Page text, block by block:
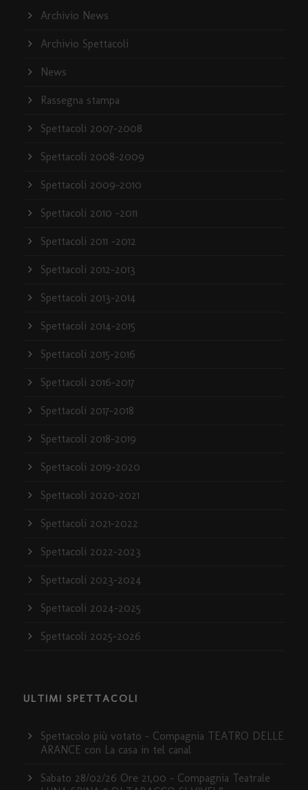
Archivio News
Archivio Spettacoli
News
Rassegna stampa
Spettacoli 2007-2008
Spettacoli 2008-2009
Spettacoli 2009-2010
Spettacoli 2010 -2011
Spettacoli 2011 -2012
Spettacoli 2012-2013
Spettacoli 2013-2014
Spettacoli 2014-2015
Spettacoli 2015-2016
Spettacoli 2016-2017
Spettacoli 2017-2018
Spettacoli 2018-2019
Spettacoli 2019-2020
Spettacoli 2020-2021
Spettacoli 2021-2022
Spettacoli 2022-2023
Spettacoli 2023-2024
Spettacoli 2024-2025
Spettacoli 2025-2026
ULTIMI SPETTACOLI
Spettacolo più votato – Compagnia TEATRO DELLE
ARANCE con La casa in tel canal
Sabato 28/02/26 Ore 21,00 – Compagnia Teatrale